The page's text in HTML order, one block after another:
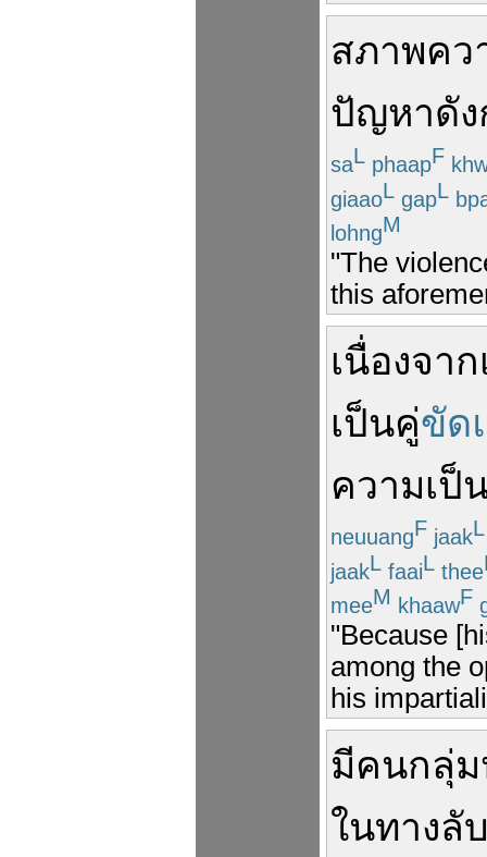
สภาพคว
ปัญหาดั
saL phaapF
giaaoL gapL
lohngM
"The
this
เนื่องจาก
เป็นคู่ขัด
ความเป็
neuuangF jaakL
jaakL faaiL thee
meeM khaawF
"Because
among the
his
มีคนกลุ่ม
ในทางลั